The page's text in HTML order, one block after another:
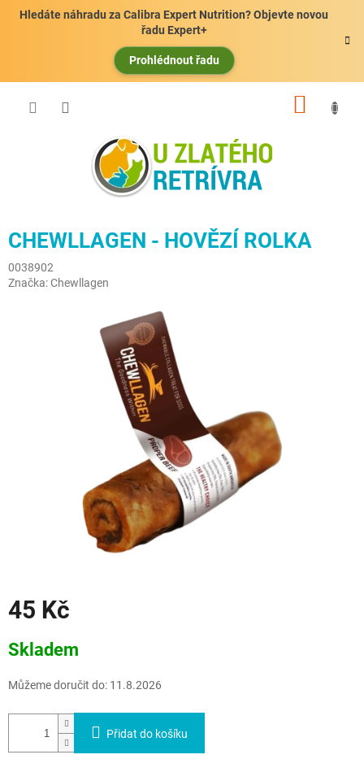
Hledáte náhradu za Calibra Expert Nutrition? Objevte novou
řadu Expert+
Prohlédnout řadu
CHEWLLAGEN - HOVĚZÍ ROLKA
0038902
Značka:Chewllagen
45 Kč
cena:
Skladem
Můžeme doručit do: 11.8.2026
Přidat do košíku